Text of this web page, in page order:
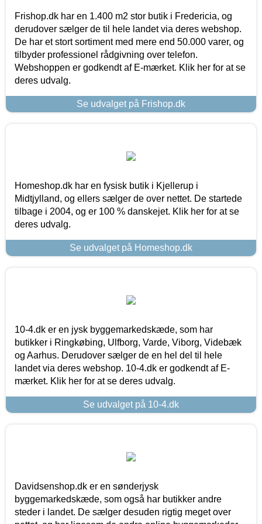
Frishop.dk har en 1.400 m2 stor butik i Fredericia, og
derudover sælger de til hele landet via deres webshop.
De har et stort sortiment med mere end 50.000 varer, og
tilbyder professionel rådgivning over telefon.
Webshoppen er godkendt af E-mærket. Klik her for at se
deres udvalg.
Se udvalget på Frishop.dk
Homeshop.dk har en fysisk butik i Kjellerup i
Midtjylland, og ellers sælger de over nettet. De startede
tilbage i 2004, og er 100 % danskejet. Klik her for at se
deres udvalg.
Se udvalget på Homeshop.dk
10-4.dk er en jysk byggemarkedskæde, som har
butikker i Ringkøbing, Ulfborg, Varde, Viborg, Videbæk
og Aarhus. Derudover sælger de en hel del til hele
landet via deres webshop. 10-4.dk er godkendt af E-
mærket. Klik her for at se deres udvalg.
Se udvalget på 10-4.dk
Davidsenshop.dk er en sønderjysk
byggemarkedskæde, som også har butikker andre
steder i landet. De sælger desuden rigtig meget over